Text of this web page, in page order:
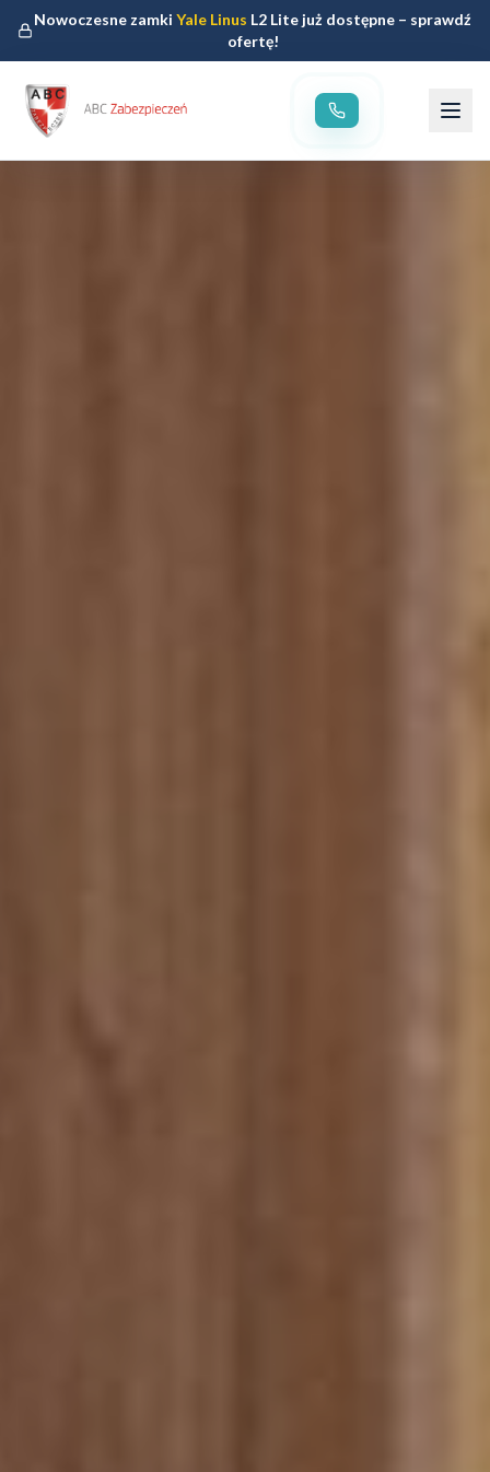
Nowoczesne zamkiYale Linus L2 Lite już dostępne – sprawdź
ofertę!